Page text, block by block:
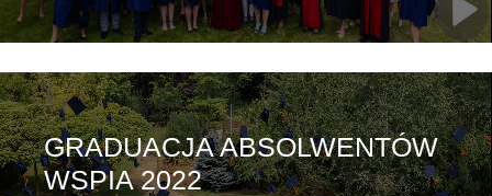
GRADUACJA ABSOLWENTÓW
WSPIA 2022